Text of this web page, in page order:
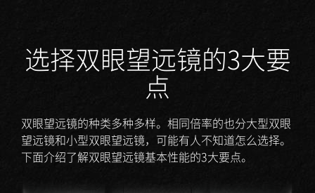
选择双眼望远镜的3大要
点
双眼望远镜的种类多种多样。相同倍率的也分大型双眼
望远镜和小型双眼望远镜，可能有人不知道怎么选择。
下面介绍了解双眼望远镜基本性能的3大要点。